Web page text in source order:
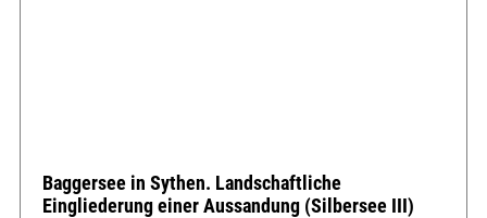
Baggersee in Sythen. Landschaftliche
Eingliederung einer Aussandung (Silbersee III)